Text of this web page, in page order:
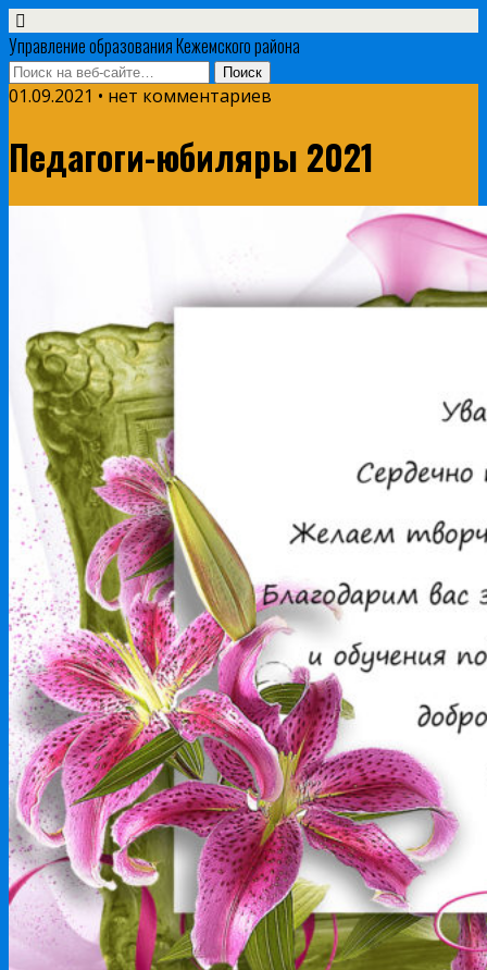
Управление образования Кежемского района
01.09.2021 • нет комментариев
Педагоги-юбиляры 2021